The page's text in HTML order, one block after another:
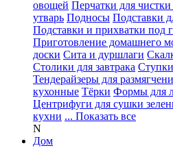
овощей Перчатки для
утварь Подносы Подставки
Подставки и прихватки под
Приготовление домашнего
доски Сита и дуршлаги
Столики для завтрака Ступки
Тендерайзеры для
кухонные Тёрки Формы для
Центрифуги для сушки
кухни ... Показать все
N
Дом